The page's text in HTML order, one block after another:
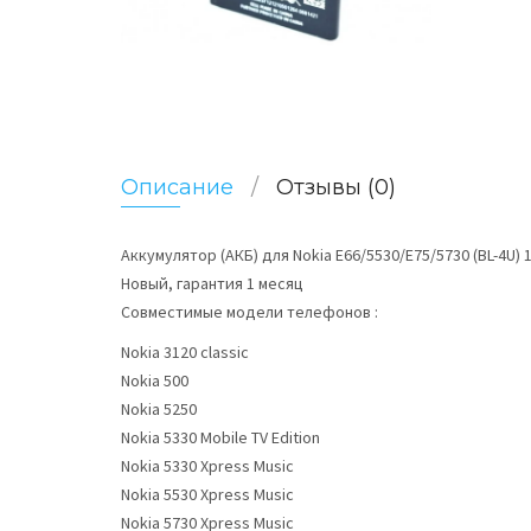
Описание Отзывы (0)
Аккумулятор (АКБ) для Nokia E66/5530/E75/5730 (BL-4U)
Новый, гарантия 1 месяц
Совместимые модели телефонов :
Nokia 3120 classic
Nokia 500
Nokia 5250
Nokia 5330 Mobile TV Edition
Nokia 5330 Xpress Music
Nokia 5530 Xpress Music
Nokia 5730 Xpress Music